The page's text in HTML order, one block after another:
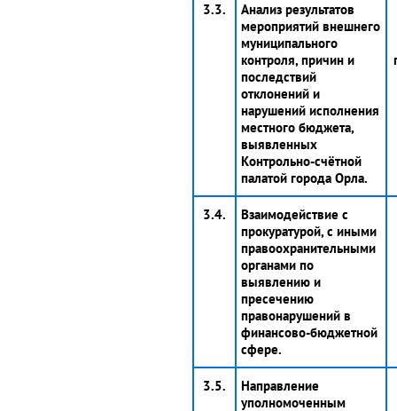
3.3.
Анализ результатов
мероприятий внешнего
муниципального
контроля, причин и
последствий
отклонений и
нарушений исполнения
местного бюджета,
выявленных
Контрольно-счётной
палатой города Орла.
3.4.
Взаимодействие с
прокуратурой, с иными
правоохранительными
органами по
выявлению и
пресечению
правонарушений в
финансово-бюджетной
сфере.
3.5.
Направление
уполномоченным